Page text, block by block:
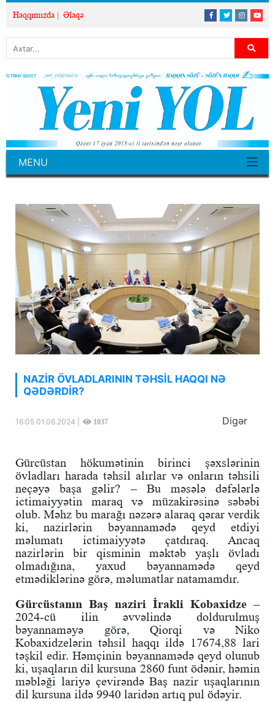
Haqqımızda Əlaqə
MENU
NAZİR ÖVLADLARININ TƏHSİL HAQQI NƏ
QƏDƏRDİR?
16:05 01.06.2024 | 1037 Digər
Gürcüstan hökumətinin birinci şəxslərinin
övladları harada təhsil alırlar və onların təhsili
neçəyə başa gəlir? – Bu məsələ dəfələrlə
ictimaiyyətin maraq və müzakirəsinə səbəbi
olub. Məhz bu marağı nəzərə alaraq qərar verdik
ki, nazirlərin bəyannamədə qeyd etdiyi
məlumatı ictimaiyyətə çatdıraq. Ancaq
nazirlərin bir qisminin məktəb yaşlı övladı
olmadığına, yaxud bəyannamədə qeyd
etmədiklərinə görə, məlumatlar natamamdır.
Gürcüstanın Baş naziri İrakli Kobaxidze –
2024-cü ilin əvvəlində doldurulmuş
bəyannaməyə görə, Qiorqi və Niko
Kobaxidzelərin təhsil haqqı ildə 17674,88 lari
təşkil edir. Həmçinin bəyannamədə qeyd olunub
ki, uşaqların dil kursuna 2860 funt ödənir, həmin
məbləği lariyə çevirəndə Baş nazir uşaqlarının
dil kursuna ildə 9940 laridən artıq pul ödəyir.